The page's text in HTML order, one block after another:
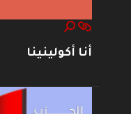
أنا أكولينينا